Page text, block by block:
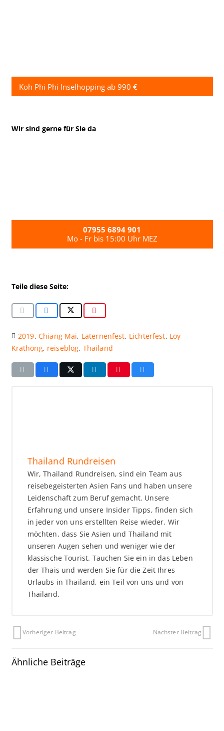
Koh Phi Phi Inselhopping ab 990 €
Wir sind gerne für Sie da
07955 6894 901
Mo - Fr bis 15:00 Uhr MEZ
Teile diese Seite:
2019, Chiang Mai, Laternenfest, Lichterfest, Loy
Krathong, reiseblog, Thailand
Thailand Rundreisen
Wir, Thailand Rundreisen, sind ein Team aus
reisebegeisterten Asien Fans und haben unsere
Leidenschaft zum Beruf gemacht. Unsere
Erfahrung und unsere Insider Tipps, finden sich
in jeder von uns erstellten Reise wieder. Wir
möchten, dass Sie Asien und Thailand mit
unseren Augen sehen und weniger wie der
klassische Tourist. Tauchen Sie ein in das Leben
der Thais und werden Sie für die Zeit Ihres
Urlaubs in Thailand, ein Teil von uns und von
Thailand.
Vorheriger Beitrag Nächster Beitrag
Ähnliche Beiträge